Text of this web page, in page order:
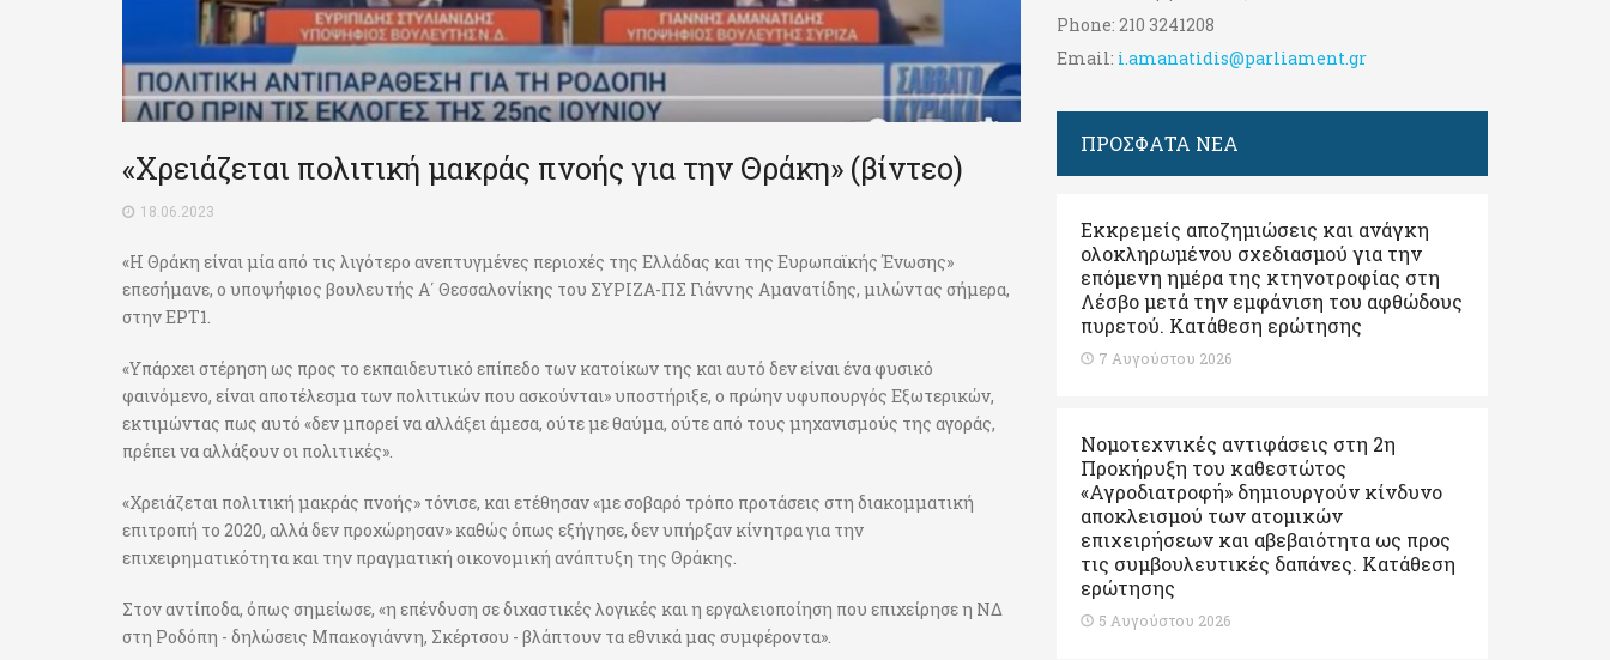
«Χρειάζεται πολιτική μακράς πνοής για την Θράκη» (βίντεο)
18.06.2023
«Η Θράκη είναι μία από τις λιγότερο ανεπτυγμένες περιοχές της Ελλάδας και της Ευρωπαϊκής Ένωσης»
επεσήμανε, ο υποψήφιος βουλευτής Α΄ Θεσσαλονίκης του ΣΥΡΙΖΑ-ΠΣ Γιάννης Αμανατίδης, μιλώντας σήμερα,
στην ΕΡΤ1.
«Υπάρχει στέρηση ως προς το εκπαιδευτικό επίπεδο των κατοίκων της και αυτό δεν είναι ένα φυσικό
φαινόμενο, είναι αποτέλεσμα των πολιτικών που ασκούνται» υποστήριξε, ο πρώην υφυπουργός Εξωτερικών,
εκτιμώντας πως αυτό «δεν μπορεί να αλλάξει άμεσα, ούτε με θαύμα, ούτε από τους μηχανισμούς της αγοράς,
πρέπει να αλλάξουν οι πολιτικές».
«Χρειάζεται πολιτική μακράς πνοής» τόνισε, και ετέθησαν «με σοβαρό τρόπο προτάσεις στη διακομματική
επιτροπή το 2020, αλλά δεν προχώρησαν» καθώς όπως εξήγησε, δεν υπήρξαν κίνητρα για την
επιχειρηματικότητα και την πραγματική οικονομική ανάπτυξη της Θράκης.
Στον αντίποδα, όπως σημείωσε, «η επένδυση σε διχαστικές λογικές και η εργαλειοποίηση που επιχείρησε η ΝΔ
στη Ροδόπη - δηλώσεις Μπακογιάννη, Σκέρτσου - βλάπτουν τα εθνικά μας συμφέροντα».
Phone: 210 3241208
Email: i.amanatidis@parliament.gr
ΠΡΟΣΦΑΤΑ ΝΕΑ
Εκκρεμείς αποζημιώσεις και ανάγκη
ολοκληρωμένου σχεδιασμού για την
επόμενη ημέρα της κτηνοτροφίας στη
Λέσβο μετά την εμφάνιση του αφθώδους
πυρετού. Kατάθεση ερώτησης
7 Αυγούστου 2026
Νομοτεχνικές αντιφάσεις στη 2η
Προκήρυξη του καθεστώτος
«Αγροδιατροφή» δημιουργούν κίνδυνο
αποκλεισμού των ατομικών
επιχειρήσεων και αβεβαιότητα ως προς
τις συμβουλευτικές δαπάνες. Κατάθεση
ερώτησης
5 Αυγούστου 2026